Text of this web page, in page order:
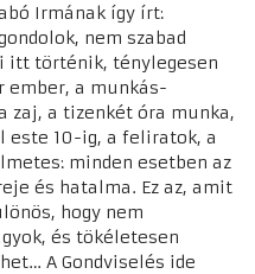
Irmának így írt:
nem szabad
itt történik, ténylegesen
ember, a munkás-
zaj, a tizenkét óra munka,
este 10-ig, a feliratok, a
minden esetben az
és hatalma. Ez az, amit
hogy nem
és tökéletesen
A Gondviselés ide